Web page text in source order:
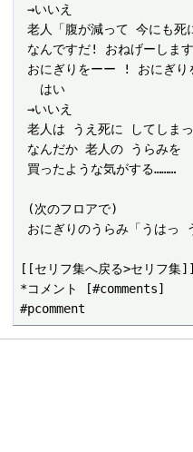
→いいえ
老人「腹が減って 今にも死にそう
→いいえ
老人は うえ死に してしまった………
[[セリフ集へ戻る>セリフ集]]
*コメント [#comments]